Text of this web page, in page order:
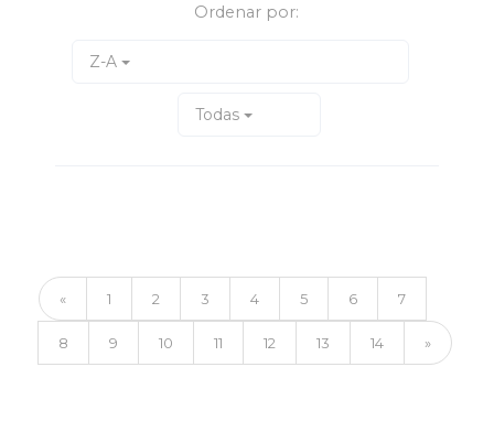
Ordenar por:
Z-A
Todas
« 1 2 3 4 5 6 7
8 9 10 11 12 13 14 »